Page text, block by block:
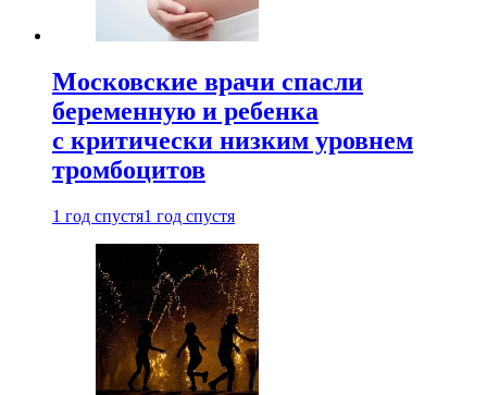
Московские врачи спасли
беременную и ребенка
с критически низким уровнем
тромбоцитов
1 год спустя1 год спустя